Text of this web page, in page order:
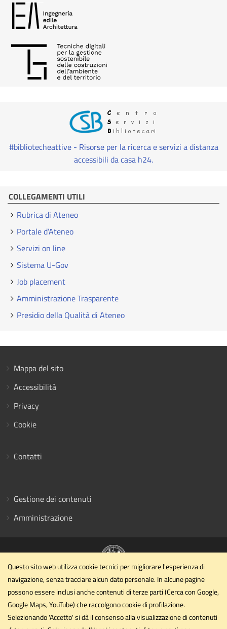
#bibliotecheattive - Risorse per la ricerca e servizi a distanza
accessibili da casa h24.
COLLEGAMENTI UTILI
Rubrica di Ateneo
Portale d’Ateneo
Servizi on line
Sistema U-Gov
Job placement
Amministrazione Trasparente
Presidio della Qualità di Ateneo
Mappa del sito
Accessibilità
Privacy
Cookie
Contatti
Gestione dei contenuti
Amministrazione
Dipartimento di Ingegneria civile ed ambientale
Università degli Studi di Perugia
Via G. Duranti - Perugia
Questo sito web utilizza cookie tecnici per migliorare l'esperienza di
navigazione, senza tracciare alcun dato personale. In alcune pagine
possono essere inclusi anche contenuti di terze parti (Cerca con Google,
Google Maps, YouTube) che raccolgono cookie di profilazione.
Selezionando 'Accetto' si dà il consenso alla visualizzazione di contenuti